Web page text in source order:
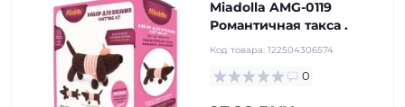
Miadolla AMG-0119
Романтичная такса .
Код товара: 122504306574
0